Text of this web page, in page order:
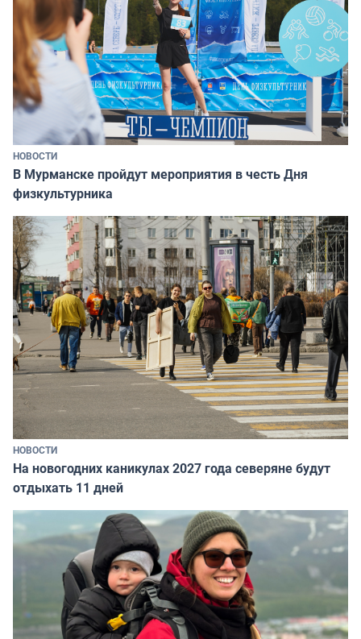
НОВОСТИ
В Мурманске пройдут мероприятия в честь Дня
физкультурника
НОВОСТИ
На новогодних каникулах 2027 года северяне будут
отдыхать 11 дней